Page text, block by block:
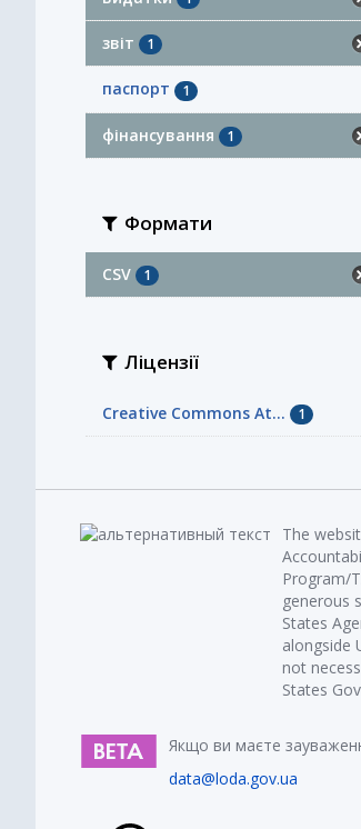
звіт 1
паспорт 1
фінансування 1
Формати
CSV 1
Ліцензії
Creative Commons At... 1
The
Program/
generous
States
alongside
not
States
Якщо ви маєте
data@loda.gov.ua